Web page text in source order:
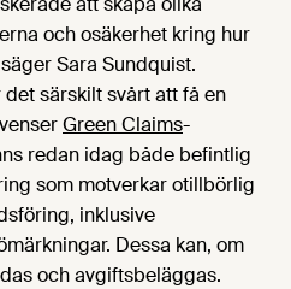
och osäkerhet kring hur
Sara Sundquist.
särskilt svårt att få en
Green Claims-
redan idag både befintlig
som motverkar otillbörlig
inklusive
Dessa kan, om
och avgiftsbeläggas.